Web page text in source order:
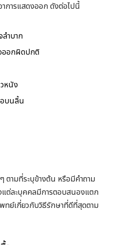
การแสดงออก ดังต่อไปนี้
ลำบาก
ออกผิดปกติ
หนัง
บนลิ้น
ตามที่ระบุข้างต้น หรือมีคำถาม
ต่ละบุคคลมีการตอบสนองแตก
ย์เกี่ยวกับวิธีรักษาที่ดีที่สุดตาม